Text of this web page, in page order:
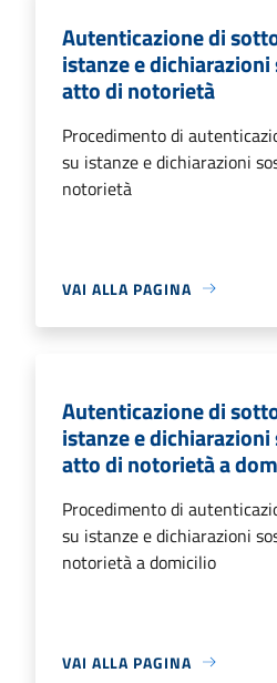
Autenticazione di
istanze e
atto di notorietà
Procedimento di
su istanze e dichiarazioni
notorietà
VAI ALLA PAGINA
Autenticazione di
istanze e
atto di notorietà a
Procedimento di
su istanze e dichiarazioni
notorietà a domicilio
VAI ALLA PAGINA